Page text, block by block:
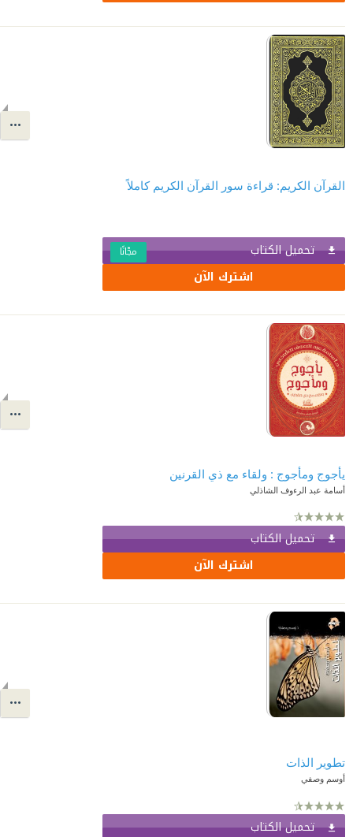
القرآن الكريم: قراءة سور القرآن الكريم كاملاً
تحميل الكتاب مجّانًا
اشترك الآن
يأجوج ومأجوج : ولقاء مع ذي القرنين
أسامة عبد الرءوف الشاذلي
تحميل الكتاب
اشترك الآن
تطوير الذات
أوسم وصفي
تحميل الكتاب